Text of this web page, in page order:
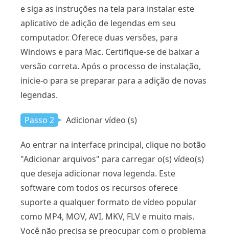
e siga as instruções na tela para instalar este
aplicativo de adição de legendas em seu
computador. Oferece duas versões, para
Windows e para Mac. Certifique-se de baixar a
versão correta. Após o processo de instalação,
inicie-o para se preparar para a adição de novas
legendas.
Passo 2 Adicionar vídeo (s)
Ao entrar na interface principal, clique no botão
"Adicionar arquivos" para carregar o(s) vídeo(s)
que deseja adicionar nova legenda. Este
software com todos os recursos oferece
suporte a qualquer formato de vídeo popular
como MP4, MOV, AVI, MKV, FLV e muito mais.
Você não precisa se preocupar com o problema